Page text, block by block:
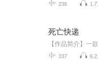
236
死亡快递
337 6.2